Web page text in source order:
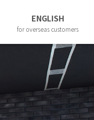
ENGLISH
for overseas customers